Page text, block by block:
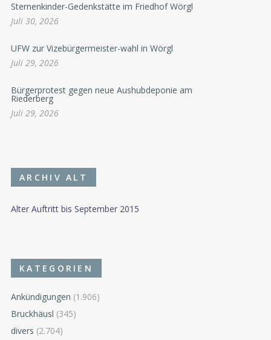
Sternenkinder-Gedenkstätte im Friedhof Wörgl
Juli 30, 2026
UFW zur Vizebürgermeister-wahl in Wörgl
Juli 29, 2026
Bürgerprotest gegen neue Aushubdeponie am
Riederberg
Juli 29, 2026
ARCHIV ALT
Alter Auftritt bis September 2015
KATEGORIEN
Ankündigungen (1.906)
Bruckhäusl (345)
divers (2.704)